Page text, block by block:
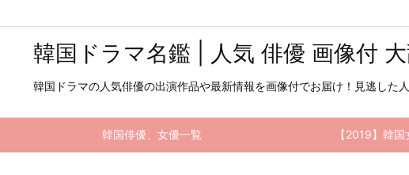
韓国ドラマ名鑑 | 人気 俳優 画像付
韓国ドラマの人気俳優の出演作品や最新情報を画像付でお届け！見逃した
韓国俳優、女優一覧 【2019】韓